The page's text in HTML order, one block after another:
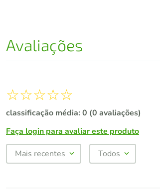
Avaliações
☆☆☆☆☆
classificação média: 0 (0 avaliações)
Faça login para avaliar este produto
Mais recentes Todos